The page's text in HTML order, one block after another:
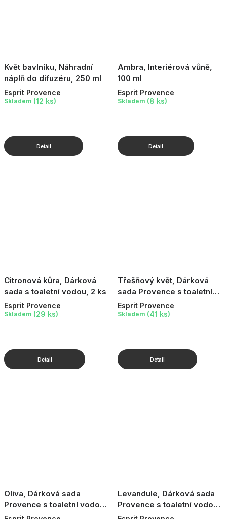
Květ bavlníku, Náhradní
náplň do difuzéru, 250 ml
Esprit Provence
Skladem (12 ks)
Ambra, Interiérová vůně,
100 ml
Esprit Provence
Skladem (8 ks)
Citronová kůra, Dárková
sada s toaletní vodou, 2 ks
Esprit Provence
Skladem (29 ks)
Třešňový květ, Dárková
sada Provence s toaletní
vodou, 2 ks
Esprit Provence
Skladem (41 ks)
Oliva, Dárková sada
Provence s toaletní vodou,
2 ks
Levandule, Dárková sada
Provence s toaletní vodou,
2 ks